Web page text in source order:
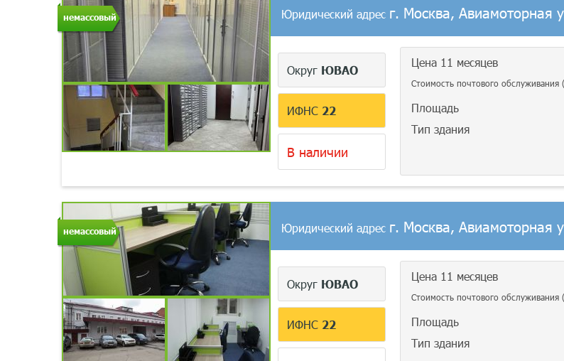
немассовый Юридический адрес г. Москва, Авиамоторная
Округ ЮВАО
ИФНС 22
В наличии
Цена 11 месяцев
Стоимость почтового обслуживания
Площадь
Тип здания
немассовый Юридический адрес г. Москва, Авиамоторная
Округ ЮВАО
ИФНС 22
Цена 11 месяцев
Стоимость почтового обслуживания
Площадь
Тип здания